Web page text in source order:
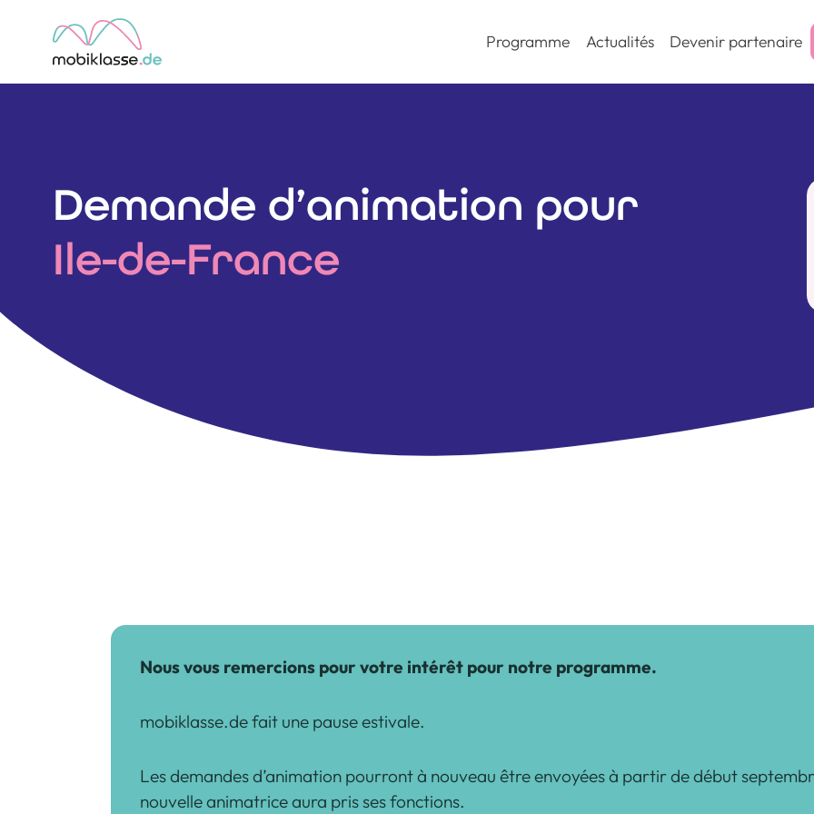
contenu
Programme Actualités Devenir partenaire
Demande d’animation pour
Ile-de-France
Nous vous remercions pour votre intérêt pour notre programme.
mobiklasse.de fait une pause estivale.
Les demandes d’animation pourront à nouveau être envoyées à partir de début
nouvelle animatrice aura pris ses fonctions.